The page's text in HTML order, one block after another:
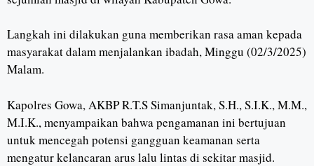
Langkah ini dilakukan guna memberikan rasa aman kepada
masyarakat dalam menjalankan ibadah, Minggu (02/3/2025)
Malam.
Kapolres Gowa, AKBP R.T.S Simanjuntak, S.H., S.I.K., M.M.,
M.I.K., menyampaikan bahwa pengamanan ini bertujuan
untuk mencegah potensi gangguan keamanan serta
mengatur kelancaran arus lalu lintas di sekitar masjid.